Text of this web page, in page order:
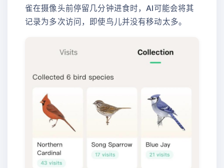
雀在摄像头前停留几分钟进食时，AI可能会将其
记录为多次访问，即使鸟儿并没有移动太多。